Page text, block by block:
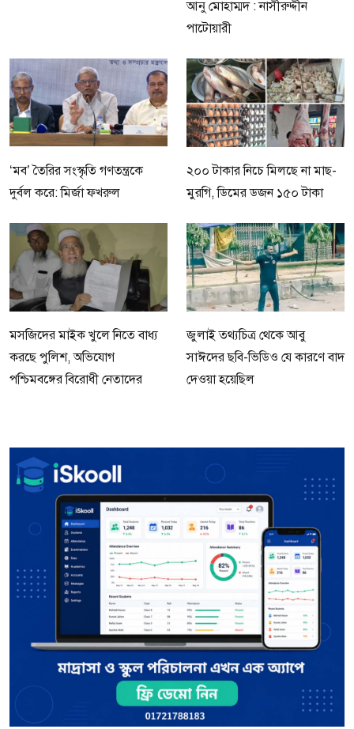
আনু মোহাম্মদ : নাসীরুদ্দীন
পাটোয়ারী
‘মব’ তৈরির সংস্কৃতি গণতন্ত্রকে
দুর্বল করে: মির্জা ফখরুল
২০০ টাকার নিচে মিলছে না মাছ-
মুরগি, ডিমের ডজন ১৫০ টাকা
মসজিদের মাইক খুলে নিতে বাধ্য
করছে পুলিশ, অভিযোগ
পশ্চিমবঙ্গের বিরোধী নেতাদের
জুলাই তথ্যচিত্র থেকে আবু
সাঈদের ছবি-ভিডিও যে কারণে বাদ
দেওয়া হয়েছিল